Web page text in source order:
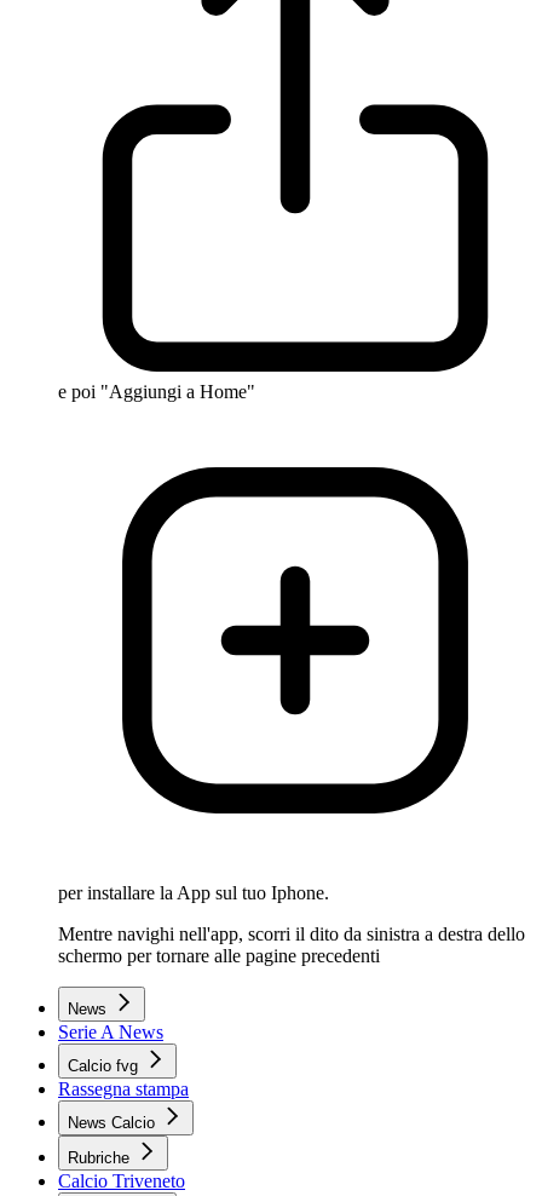
e poi "Aggiungi a Home"
per installare la App sul tuo Iphone.
Mentre navighi nell'app, scorri il dito da sinistra a destra dello
schermo per tornare alle pagine precedenti
News
Serie A News
Calcio fvg
Rassegna stampa
News Calcio
Rubriche
Calcio Triveneto